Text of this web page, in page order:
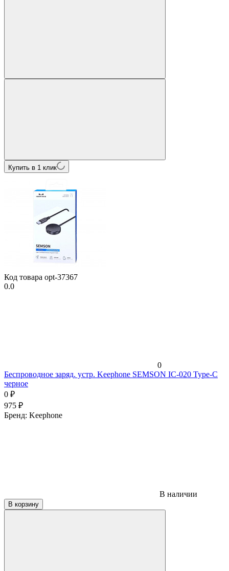
Купить в 1 клик
Код товара opt-37367
0.0
0
Беспроводное заряд. устр. Keephone SEMSON IC-020 Type-C
черное
0 ₽
975 ₽
Бренд: Keephone
В наличии
В корзину